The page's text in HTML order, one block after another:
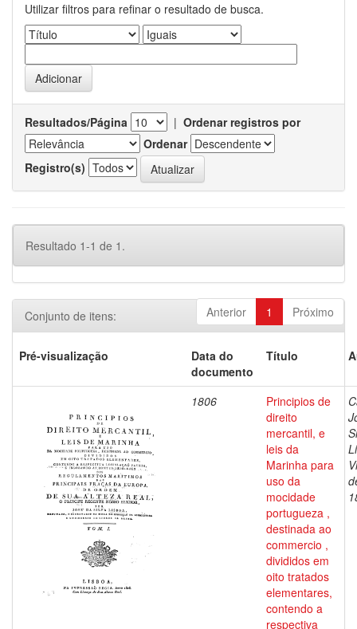
Utilizar filtros para refinar o resultado de busca.
Resultados/Página | Ordenar registros por
Ordenar
Registro(s)
Resultado 1-1 de 1.
Anterior 1 Próximo
Conjunto de itens:
Pré-visualização
Data do
documento
Título
1806
Principios de
direito
mercantil, e
leis da
Marinha para
uso da
mocidade
portugueza ,
destinada ao
commercio ,
divididos em
oito tratados
elementares,
contendo a
respectiva